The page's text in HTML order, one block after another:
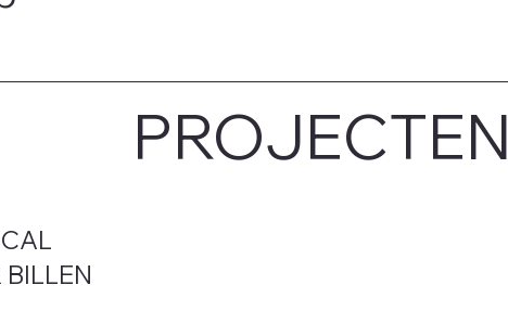
PROJECTEN